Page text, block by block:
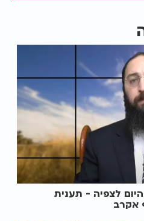
לצפיה - תענית
אקרב